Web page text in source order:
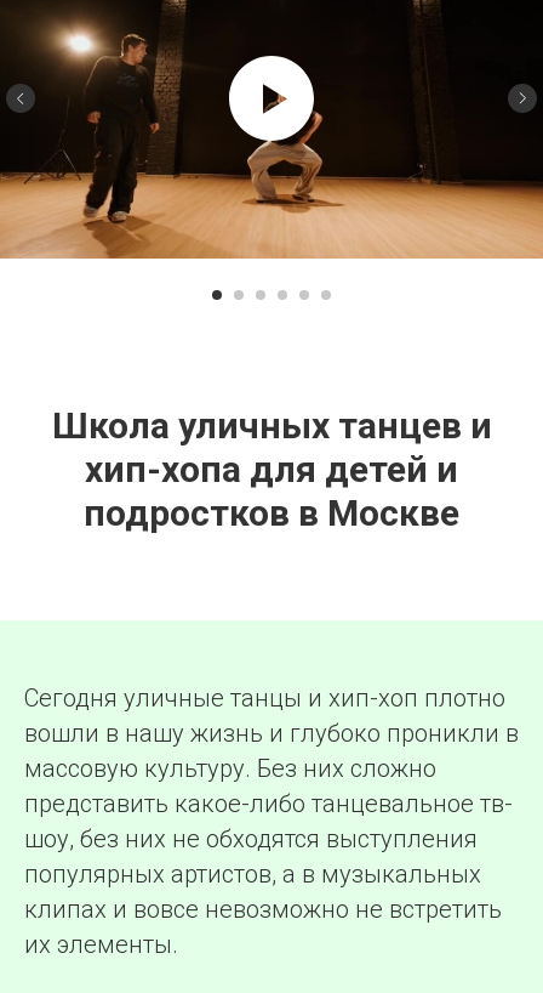
Школа уличных танцев и
хип-хопа для детей и
подростков в Москве
Сегодня уличные танцы и хип-хоп плотно
вошли в нашу жизнь и глубоко проникли в
массовую культуру. Без них сложно
представить какое-либо танцевальное тв-
шоу, без них не обходятся выступления
популярных артистов, а в музыкальных
клипах и вовсе невозможно не встретить
их элементы.